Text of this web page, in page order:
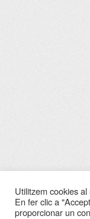
Utilitzem cookies
En fer clic a
proporcionar un